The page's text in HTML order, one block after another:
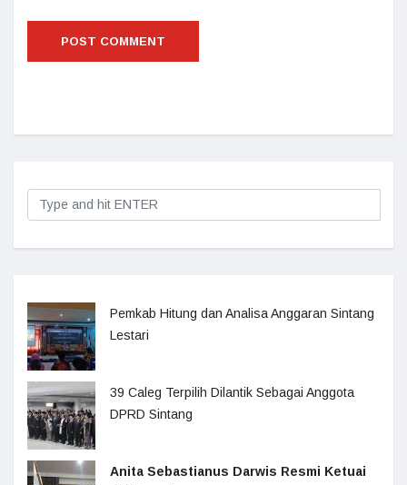
Pemkab Hitung dan Analisa Anggaran Sintang
Lestari
39 Caleg Terpilih Dilantik Sebagai Anggota
DPRD Sintang
Anita Sebastianus Darwis Resmi Ketuai